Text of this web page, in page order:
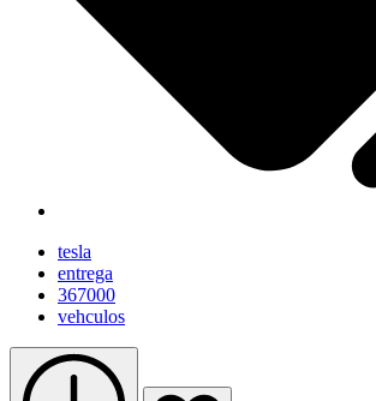
tesla
entrega
367000
vehculos